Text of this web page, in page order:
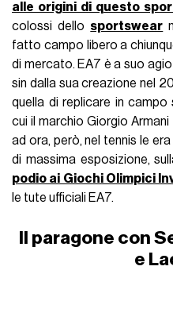
alle origini di questo
colossi dello sportswear
fatto campo libero a
di mercato. EA7 è a suo
sin dalla sua creazione nel
quella di replicare in
cui il marchio Giorgio
ad ora, però, nel tennis le
di massima esposizione,
podio ai Giochi Olimpici
le tute ufficiali EA7.
Il paragone con
e